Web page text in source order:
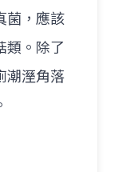
菌，應該
類。除了
潮溼角落